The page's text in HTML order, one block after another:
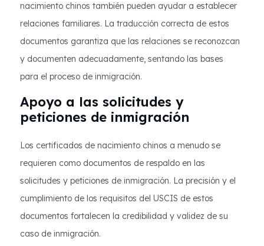
nacimiento chinos también pueden ayudar a establecer
relaciones familiares. La traducción correcta de estos
documentos garantiza que las relaciones se reconozcan
y documenten adecuadamente, sentando las bases
para el proceso de inmigración.
Apoyo a las solicitudes y
peticiones de inmigración
Los certificados de nacimiento chinos a menudo se
requieren como documentos de respaldo en las
solicitudes y peticiones de inmigración. La precisión y el
cumplimiento de los requisitos del USCIS de estos
documentos fortalecen la credibilidad y validez de su
caso de inmigración.